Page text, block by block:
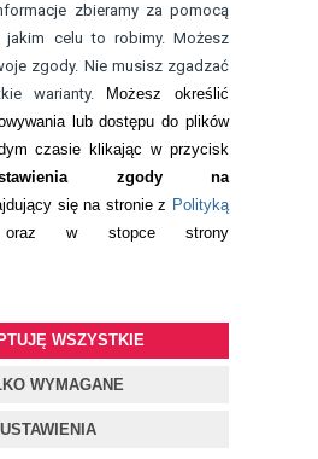
zbieramy za pomocą
celu to robimy. Możesz
zgody. Nie musisz zgadzać
warianty.
Możesz określić
lub dostępu do plików
czasie klikając w przycisk
zgody na
się na stronie z Polityką
w stopce strony
WSZYSTKIE
WYMAGANE
USTAWIENIA
.PL | soczewki kontaktowe i płyny